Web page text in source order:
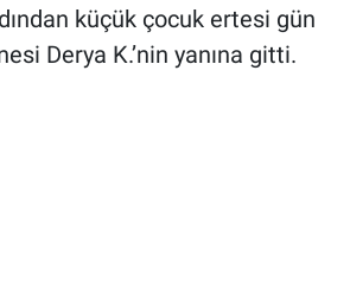
küçük çocuk ertesi gün
Derya K.’nin yanına gitti.